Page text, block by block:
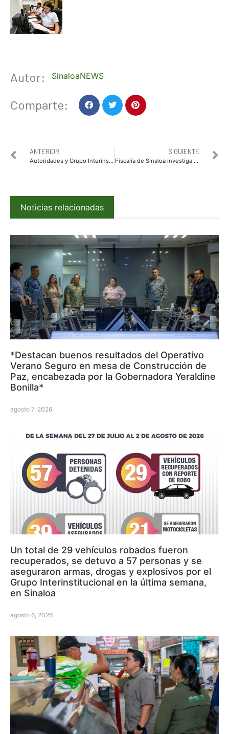
Autor: SinaloaNEWS
Comparte:
ANTERIOR
Autoridades y Grupo Interinstitucional coordinan operativo de seguridad para la Rodada Día Mundial de la Bicicleta y la Cabalgata y Concierto del Día del Padre en Culiacán
SIGUIENTE
Fiscalía de Sinaloa investiga como homicidio doloso la muerte de siete internos en el penal de Aguaruto
Noticias relacionadas
*Destacan buenos resultados del Operativo
Verano Seguro en mesa de Construcción de
Paz, encabezada por la Gobernadora Yeraldine
Bonilla*
agosto 7, 2026
Un total de 29 vehículos robados fueron
recuperados, se detuvo a 57 personas y se
aseguraron armas, drogas y explosivos por el
Grupo Interinstitucional en la última semana,
en Sinaloa
agosto 6, 2026